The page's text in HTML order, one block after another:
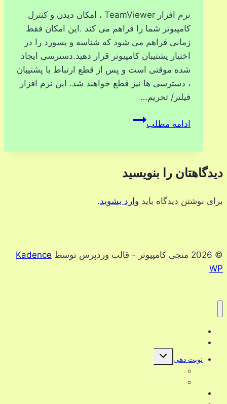
نرم افزار TeamViewer ، امکان دیدن و کنترل
کامپیوتر شما را فراهم می کند .این امکان فقط
زمانی فراهم می شود که شناسه و پسورد را در
اختیار پشتیبان کامپیوتر قرار دهید.دسترسی ایجاد
شده موقتی است و پس از قطع ارتباط با پشتیبان
، دسترسی ها نیز قطع خواهند شد. این نرم افزار
فیلتر/ تحریم…
ادامه مطلبTeamViewer
دیدگاهتان را بنویسید
برای نوشتن دیدگاه باید وارد بشوید.
© 2026 منجی کامپیوتر - قالب وردپرس توسط
Kadence
WP
نوبت دهی
تغییر